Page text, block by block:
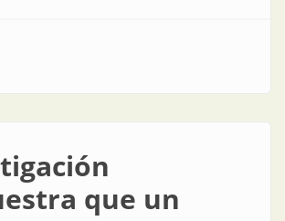
La lucha actual para proteger los PLC y las
que un